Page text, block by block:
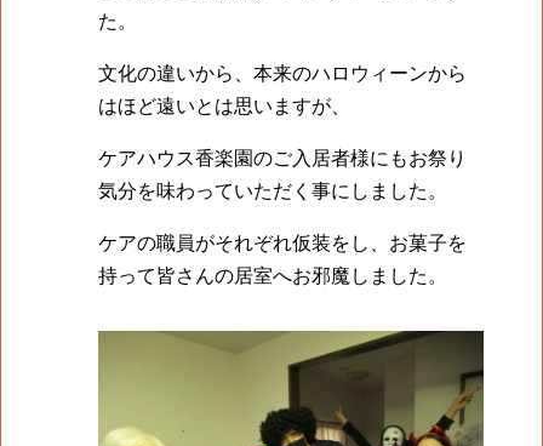
た。
文化の違いから、本来のハロウィーンから
はほど遠いとは思いますが、
ケアハウス香楽園のご入居者様にもお祭り
気分を味わっていただく事にしました。
ケアの職員がそれぞれ仮装をし、お菓子を
持って皆さんの居室へお邪魔しました。